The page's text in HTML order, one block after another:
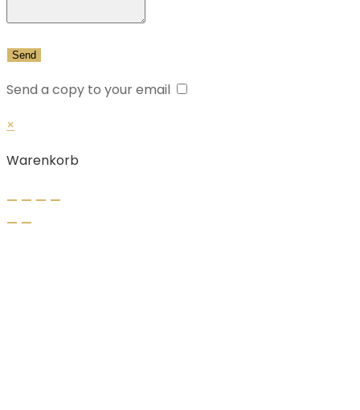
Send a copy to your email
×
Warenkorb